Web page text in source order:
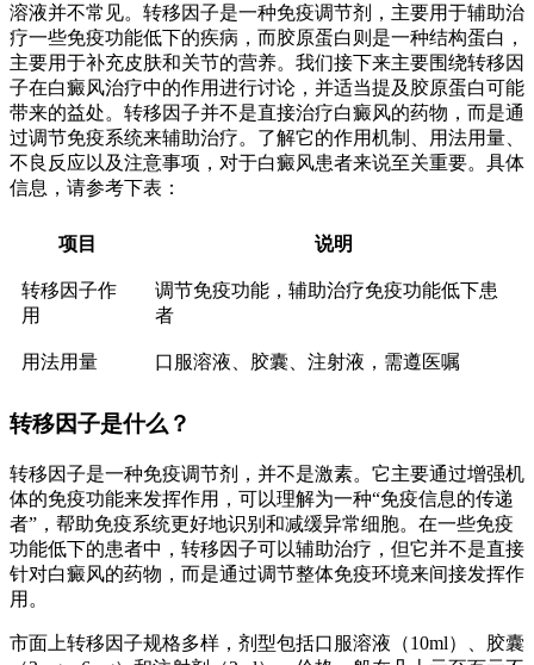
溶液并不常见。转移因子是一种免疫调节剂，主要用于辅助治
疗一些免疫功能低下的疾病，而胶原蛋白则是一种结构蛋白，
主要用于补充皮肤和关节的营养。我们接下来主要围绕转移因
子在白癜风治疗中的作用进行讨论，并适当提及胶原蛋白可能
带来的益处。转移因子并不是直接治疗白癜风的药物，而是通
过调节免疫系统来辅助治疗。了解它的作用机制、用法用量、
不良反应以及注意事项，对于白癜风患者来说至关重要。具体
信息，请参考下表：
项目 说明
转移因子作
用
调节免疫功能，辅助治疗免疫功能低下患
者
用法用量 口服溶液、胶囊、注射液，需遵医嘱
转移因子是什么？
转移因子是一种免疫调节剂，并不是激素。它主要通过增强机
体的免疫功能来发挥作用，可以理解为一种“免疫信息的传递
者”，帮助免疫系统更好地识别和减缓异常细胞。在一些免疫
功能低下的患者中，转移因子可以辅助治疗，但它并不是直接
针对白癜风的药物，而是通过调节整体免疫环境来间接发挥作
用。
市面上转移因子规格多样，剂型包括口服溶液（10ml）、胶囊